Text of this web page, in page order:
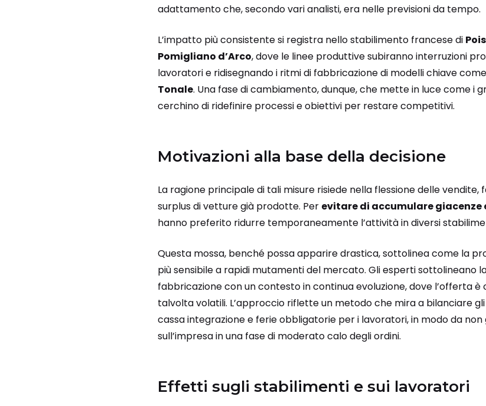
adattamento che, secondo vari analisti, era nelle previsioni da tempo.
L’impatto più consistente si registra nello stabilimento francese di
Pomigliano d’Arco, dove le linee produttive subiranno interruzioni
lavoratori e ridisegnando i ritmi di fabbricazione di modelli chiave
Tonale. Una fase di cambiamento, dunque, che mette in luce come i
cerchino di ridefinire processi e obiettivi per restare competitivi.
Motivazioni alla base della decisione
La ragione principale di tali misure risiede nella flessione delle
surplus di vetture già prodotte. Per evitare di accumulare giacenze
hanno preferito ridurre temporaneamente l’attività in diversi
Questa mossa, benché possa apparire drastica, sottolinea come la
più sensibile a rapidi mutamenti del mercato. Gli esperti sottolineano
fabbricazione con un contesto in continua evoluzione, dove l’offerta
talvolta volatili. L’approccio riflette un metodo che mira a bilanciare
cassa integrazione e ferie obbligatorie per i lavoratori, in modo da
sull’impresa in una fase di moderato calo degli ordini.
Effetti sugli stabilimenti e sui lavoratori